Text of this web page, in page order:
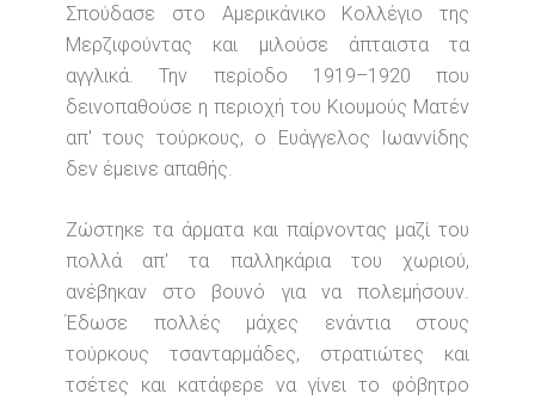
Σπούδασε στο Αμερικάνικο Κολλέγιο της
Μερζιφούντας και μιλούσε άπταιστα τα
αγγλικά. Την περίοδο 1919–1920 που
δεινοπαθούσε η περιοχή του Κιουμούς Ματέν
απ' τους τούρκους, ο Ευάγγελος Ιωαννίδης
δεν έμεινε απαθής.
Ζώστηκε τα άρματα και παίρνοντας μαζί του
πολλά απ' τα παλληκάρια του χωριού,
ανέβηκαν στο βουνό για να πολεμήσουν.
Έδωσε πολλές μάχες ενάντια στους
τούρκους τσανταρμάδες, στρατιώτες και
τσέτες και κατάφερε να γίνει το φόβητρο